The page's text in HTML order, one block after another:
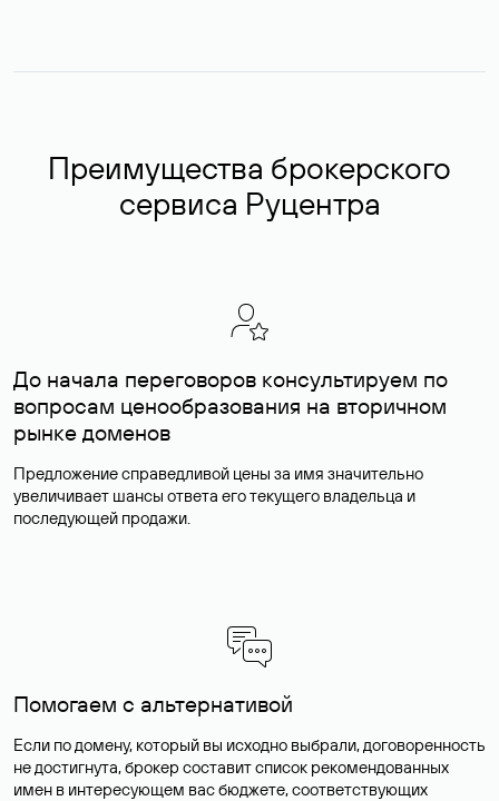
Преимущества брокерского
сервиса Руцентра
До начала переговоров консультируем по
вопросам ценообразования на вторичном
рынке доменов
Предложение справедливой цены за имя значительно
увеличивает шансы ответа его текущего владельца и
последующей продажи.
Помогаем с альтернативой
Если по домену, который вы исходно выбрали, договоренность
не достигнута, брокер составит список рекомендованных
имен в интересующем вас бюджете, соответствующих